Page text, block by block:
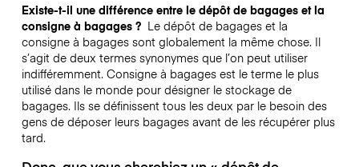
Existe-t-il une différence entre le dépôt de bagages et la
consigne à bagages ? Le dépôt de bagages et la
consigne à bagages sont globalement la même chose. Il
s’agit de deux termes synonymes que l’on peut utiliser
indifféremment. Consigne à bagages est le terme le plus
utilisé dans le monde pour désigner le stockage de
bagages. Ils se définissent tous les deux par le besoin des
gens de déposer leurs bagages avant de les récupérer plus
tard.